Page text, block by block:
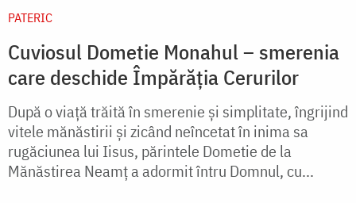
PATERIC
Cuviosul Dometie Monahul – smerenia
care deschide Împărăția Cerurilor
După o viață trăită în smerenie și simplitate, îngrijind
vitele mănăstirii și zicând neîncetat în inima sa
rugăciunea lui Iisus, părintele Dometie de la
Mănăstirea Neamț a adormit întru Domnul, cu...